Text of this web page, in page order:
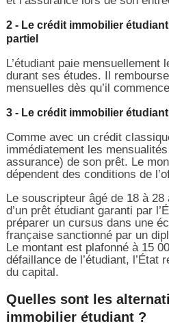
2 - Le crédit immobilier
partiel
L’étudiant paie mensuellement
durant ses études. Il
mensuelles dès qu’il
3 - Le crédit immobilier
Comme avec un crédit
immédiatement les
assurance) de son prêt. Le
dépendent des conditions de
Le souscripteur âgé de 18 à
d’un prêt étudiant garanti par
préparer un cursus dans une
française sanctionné par un
Le montant est plafonné à 15
défaillance de l’étudiant, l’État
du capital.
Quelles sont les
immobilier étudiant ?